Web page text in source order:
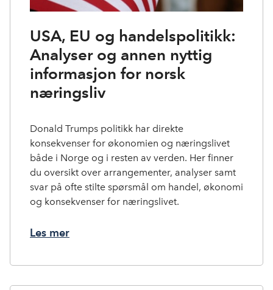
USA, EU og handelspolitikk:
Analyser og annen nyttig
informasjon for norsk
næringsliv
Donald Trumps politikk har direkte
konsekvenser for økonomien og næringslivet
både i Norge og i resten av verden. Her finner
du oversikt over arrangementer, analyser samt
svar på ofte stilte spørsmål om handel, økonomi
og konsekvenser for næringslivet.
Les mer